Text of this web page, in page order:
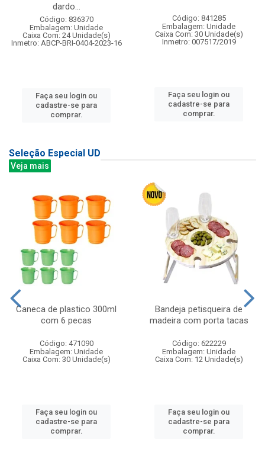
dardo...
Código: 836370
Embalagem: Unidade
Caixa Com: 24 Unidade(s)
Inmetro: ABCP-BRI-0404-2023-16
Faça seu login ou
cadastre-se para
comprar.
Código: 841285
Embalagem: Unidade
Caixa Com: 30 Unidade(s)
Inmetro: 007517/2019
Faça seu login ou
cadastre-se para
comprar.
Seleção Especial UD
Veja mais
Caneca de plastico 300ml
com 6 pecas
Código: 471090
Embalagem: Unidade
Caixa Com: 30 Unidade(s)
Faça seu login ou
cadastre-se para
comprar.
Bandeja petisqueira de
madeira com porta tacas
Código: 622229
Embalagem: Unidade
Caixa Com: 12 Unidade(s)
Faça seu login ou
cadastre-se para
comprar.